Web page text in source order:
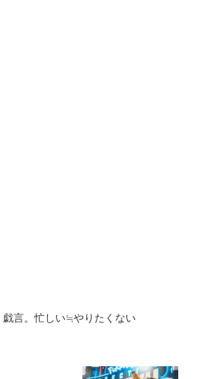
戯言。忙しい≒やりたくない